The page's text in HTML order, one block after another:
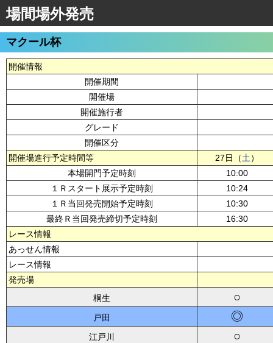
場間場外発売
マクール杯
開催情報
開催期間
開催場
開催施行者
グレード
開催区分
開催場進行予定時間等
27日（土）
本場開門予定時刻
10:00
１Ｒスタート展示予定時刻
10:24
１Ｒ当回発売開始予定時刻
10:30
最終Ｒ当回発売締切予定時刻
16:30
レース情報
あっせん情報
レース情報
発売場
桐生
○
戸田 ◎
江戸川 ○